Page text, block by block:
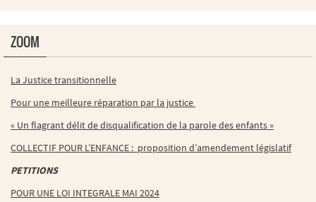
ZOOM
La Justice transitionnelle
Pour une meilleure réparation par la justice
« Un flagrant délit de disqualification de la parole des enfants »
COLLECTIF POUR L’ENFANCE : proposition d’amendement législatif
PETITIONS
POUR UNE LOI INTEGRALE MAI 2024